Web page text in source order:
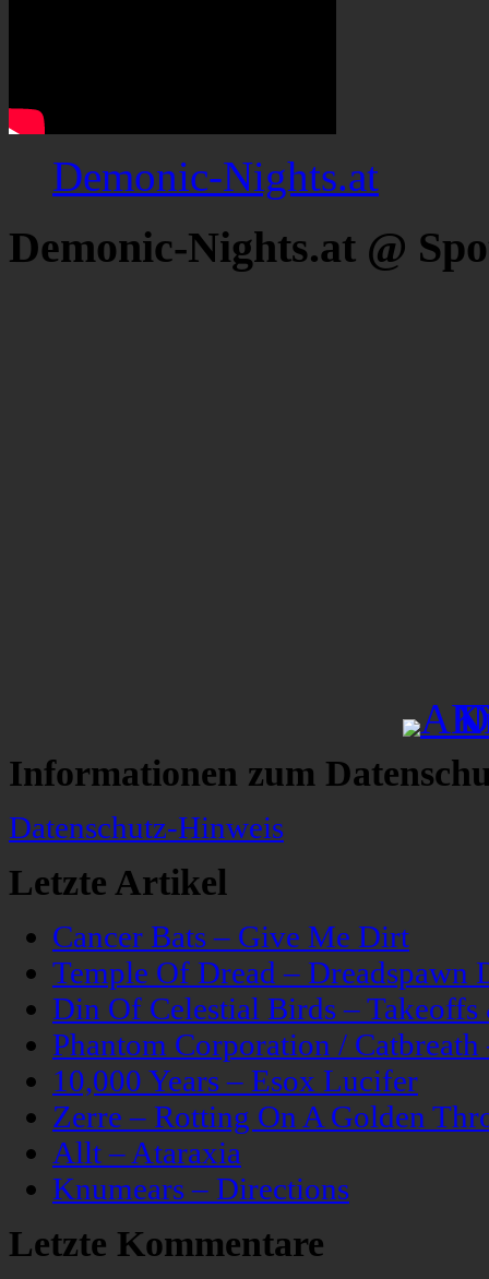
Demonic-Nights.at
Demonic-Nights.at @
Informationen zum
Datenschutz-Hinweis
Letzte Artikel
Cancer Bats – Give Me Dirt
Temple Of Dread – Dreadspawn
Din Of Celestial Birds –
Phantom Corporation /
10,000 Years – Esox Lucifer
Zerre – Rotting On A Golden
Allt – Ataraxia
Knumears – Directions
Letzte Kommentare